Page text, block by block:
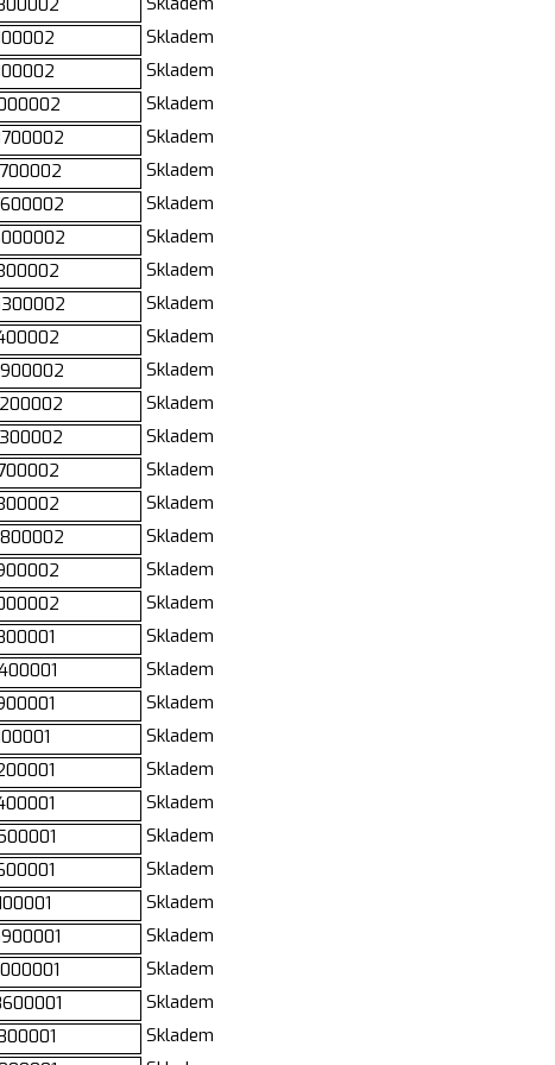
Skladem
Skladem
Skladem
Skladem
Skladem
Skladem
Skladem
Skladem
Skladem
Skladem
Skladem
Skladem
Skladem
Skladem
Skladem
Skladem
Skladem
Skladem
Skladem
Skladem
Skladem
Skladem
Skladem
Skladem
Skladem
Skladem
Skladem
Skladem
Skladem
Skladem
Skladem